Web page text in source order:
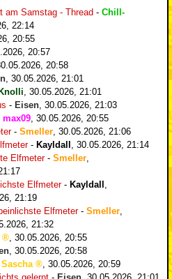
am Samstag - Thread - Chill-
22:14
20:55
20:57
20:58
30.05.2026, 21:01
Knolli 30.05.2026, 21:01
- Eisen 30.05.2026, 21:03
max09 30.05.2026, 20:55
- Smeller 30.05.2026, 21:06
- Kayldall
30.05.2026, 21:14
Elfmeter- Smeller
Elfmeter- Kayldall
21:19
Elfmeter- Smeller
21:32
30.05.2026, 20:55
30.05.2026, 20:58
Sascha
30.05.2026, 20:59